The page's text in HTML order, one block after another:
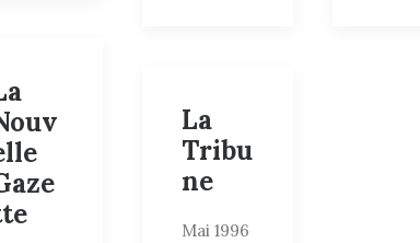
La
Tribu
ne
Mai 1996